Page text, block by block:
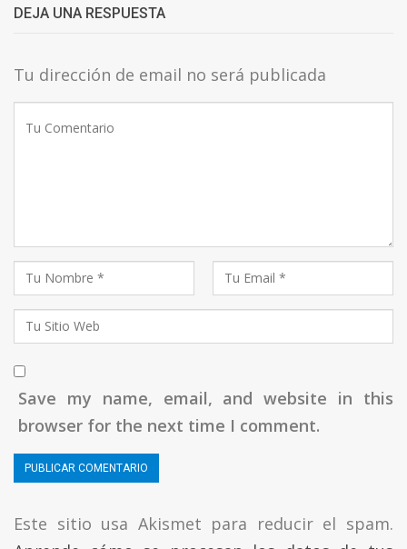
DEJA UNA RESPUESTA
Tu dirección de email no será publicada
Save my name, email, and website in this
browser for the next time I comment.
Este sitio usa Akismet para reducir el spam.